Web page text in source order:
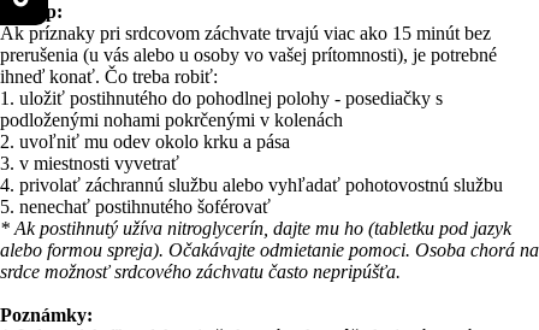
Postup:
Ak príznaky pri srdcovom záchvate trvajú viac ako 15 minút bez
prerušenia (u vás alebo u osoby vo vašej prítomnosti), je potrebné
ihneď konať. Čo treba robiť:
1. uložiť postihnutého do pohodlnej polohy - posediačky s
podloženými nohami pokrčenými v kolenách
2. uvoľniť mu odev okolo krku a pása
3. v miestnosti vyvetrať
4. privolať záchrannú službu alebo vyhľadať pohotovostnú službu
5. nenechať postihnutého šoférovať
* Ak postihnutý užíva nitroglycerín, dajte mu ho (tabletku pod jazyk
alebo formou spreja). Očakávajte odmietanie pomoci. Osoba chorá na
srdce možnosť srdcového záchvatu často nepripúšťa.
Poznámky: